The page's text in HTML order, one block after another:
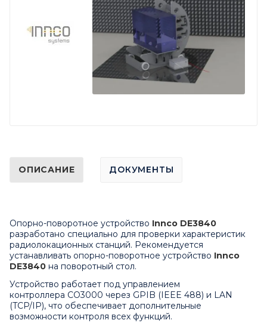
ОПИСАНИЕ ДОКУМЕНТЫ
Опорно-поворотное устройство Innco DE3840
разработано специально для проверки характеристик
радиолокационных станций. Рекомендуется
устанавливать опорно-поворотное устройство Innco
DE3840 на поворотный стол.
Устройство работает под управлением
контроллера CO3000 через GPIB (IEEE 488) и LAN
(TCP/IP), что обеспечивает дополнительные
возможности контроля всех функций.